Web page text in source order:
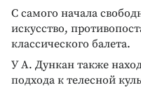
С самого начала
искусство,
классического балета.
У А. Дункан также
подхода к телесной